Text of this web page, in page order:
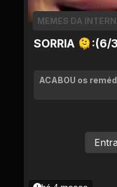
SORRIA 🫠:(6/
MEMES DA
ACABOU os